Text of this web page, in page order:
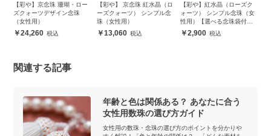
【彩や】京念珠 珊瑚・ロー
ズクォーツデザイン念珠
（女性用）
24,260
【彩や】 京念珠 紅水晶（ロ
ーズクォーツ） シンプル念
珠（女性用）
13,060
【彩や】紅水晶（ローズク
ォーツ） シンプル念珠（女
性用）【選べる念珠袋付
き】2,900
関連する記事
年齢と色は関係ある？ あなたに合う
女性用数珠の選び方ガイド
女性用の数珠・念珠の選び方のポイントを分かりや